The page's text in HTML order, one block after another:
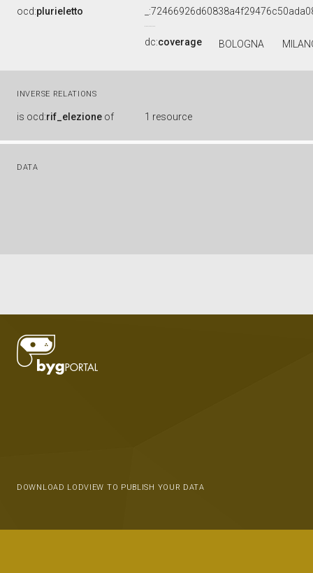
ocd:plurieletto
dc:coverage BOLOGNA
INVERSE RELATIONS
is ocd:rif_elezione of 1 resource
DATA
DOWNLOAD LODVIEW TO PUBLISH YOUR DATA